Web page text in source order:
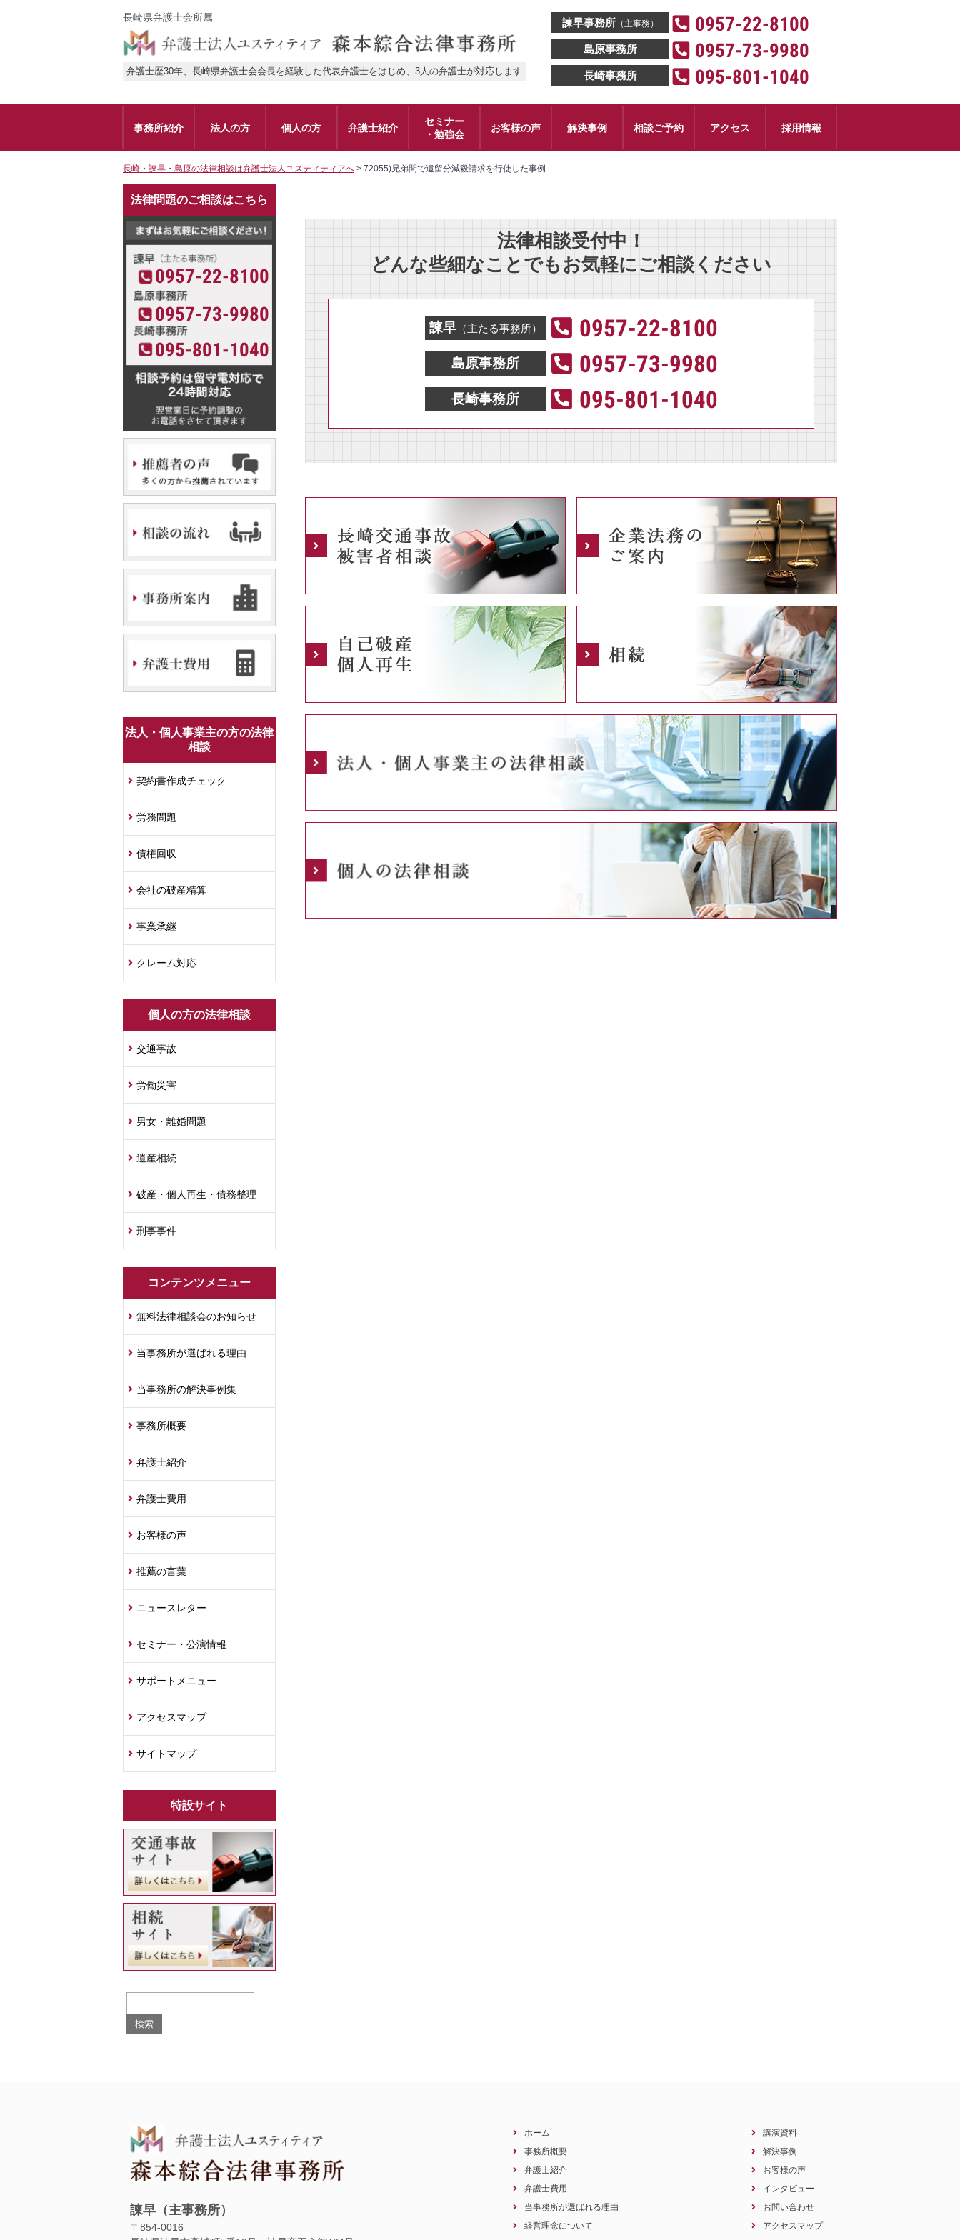
長崎県弁護士会所属
弁護士歴30年、長崎県弁護士会会長を経験した代表弁護士をはじめ、3人の弁護士が対応します
諫早事務所 （主事務） 0957-22-8100
島原事務所 0957-73-9980
長崎事務所 095-801-1040
事務所紹介 法人の方 個人の方 弁護士紹介
セミナー
・勉強会
お客様の声 解決事例 相談ご予約 アクセス 採用情報
長崎・諫早・島原の法律相談は弁護士法人ユスティティアへ > 72055)兄弟間で遺留分減殺請求を行使した事例
法律相談受付中！
どんな些細なことでもお気軽にご相談ください
諫早（主たる事務所） 0957-22-8100
島原事務所 0957-73-9980
長崎事務所 095-801-1040
法律問題のご相談はこちら
0957-22-8100
0957-73-9980
095-801-1040
法人・個人事業主の方の法律
相談
契約書作成チェック
労務問題
債権回収
会社の破産精算
事業承継
クレーム対応
個人の方の法律相談
交通事故
労働災害
男女・離婚問題
遺産相続
破産・個人再生・債務整理
刑事事件
コンテンツメニュー
無料法律相談会のお知らせ
当事務所が選ばれる理由
当事務所の解決事例集
事務所概要
弁護士紹介
弁護士費用
お客様の声
推薦の言葉
ニュースレター
セミナー・公演情報
サポートメニュー
アクセスマップ
サイトマップ
特設サイト
諫早（主事務所）
〒854‐0016
ホーム
事務所概要
弁護士紹介
弁護士費用
当事務所が選ばれる理由
経営理念について
講演資料
解決事例
お客様の声
インタビュー
お問い合わせ
アクセスマップ